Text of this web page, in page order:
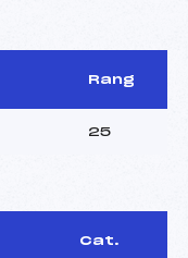
Rang
25
Cat.